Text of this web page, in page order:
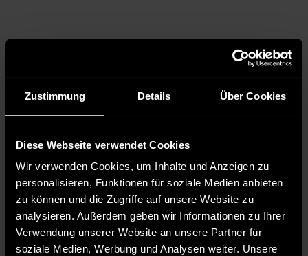
Zustimmung Details Über Cookies
Diese Webseite verwendet Cookies
Wir verwenden Cookies, um Inhalte und Anzeigen zu
personalisieren, Funktionen für soziale Medien anbieten
zu können und die Zugriffe auf unsere Website zu
analysieren. Außerdem geben wir Informationen zu Ihrer
Verwendung unserer Website an unsere Partner für
soziale Medien, Werbung und Analysen weiter. Unsere